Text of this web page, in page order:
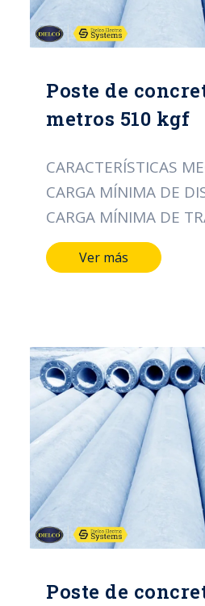
Poste de
metros 510 kgf
CARACTERÍSTICAS
CARGA MÍNIMA DE
CARGA MÍNIMA DE
CARACTERÍSTICAS
LONGITUD DEL
DE ACERO ALAMBRE
CAL/12 PESO
NORMA: ICONTEC
CERTIFICACIÓN: RETIE
Ver más
Poste de